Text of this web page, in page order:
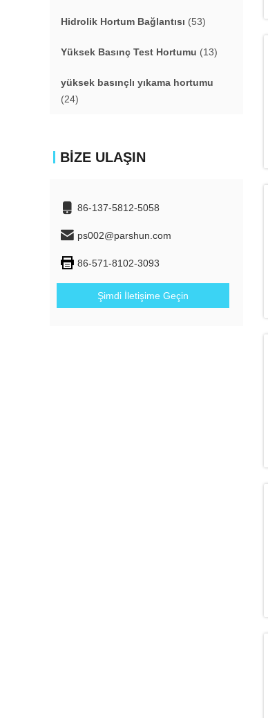
Hidrolik Hortum Bağlantısı (53)
Yüksek Basınç Test Hortumu (13)
yüksek basınçlı yıkama hortumu
(24)
BIZE ULAŞIN
86-137-5812-5058
ps002@parshun.com
86-571-8102-3093
Şimdi İletişime Geçin